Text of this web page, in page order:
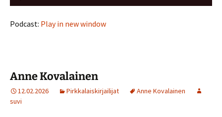
Podcast: Play in new window
Anne Kovalainen
12.02.2026 Pirkkalaiskirjailijat
Anne Kovalainen
suvi